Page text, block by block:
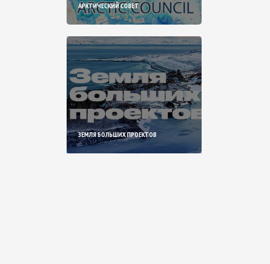
АРКТИЧЕСКИЙ СОВЕТ
ЗЕМЛЯ БОЛЬШИХ ПРОЕКТОВ